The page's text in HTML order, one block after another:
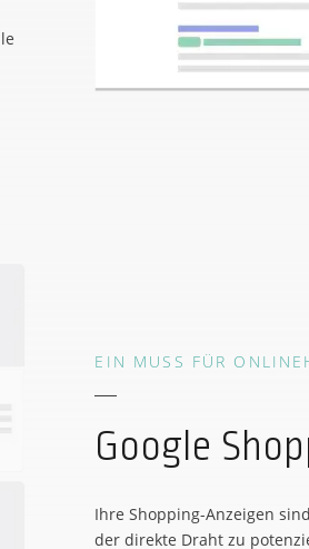
EIN MUSS FÜR
Google
Ihre Shopping-Anzeigen
der direkte Draht zu